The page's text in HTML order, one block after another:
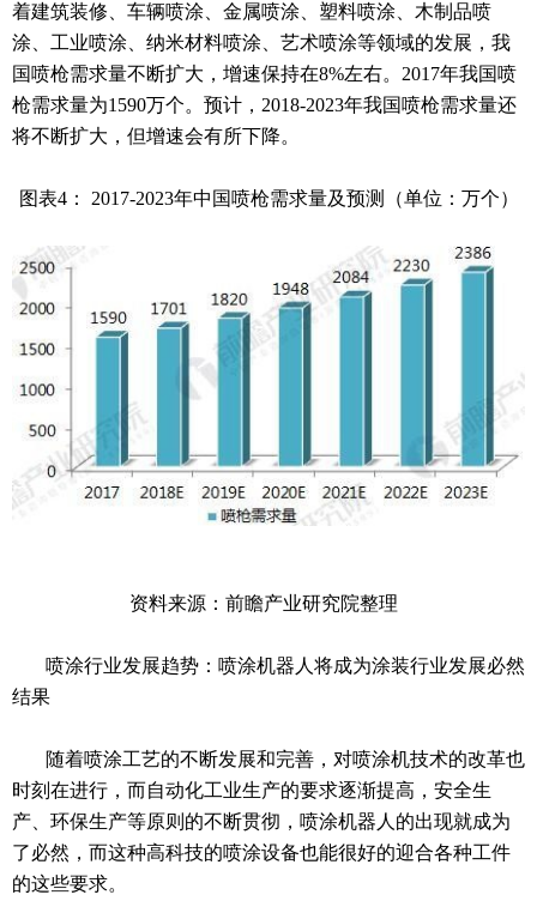
着建筑装修、车辆喷涂、金属喷涂、塑料喷涂、木制品喷
涂、工业喷涂、纳米材料喷涂、艺术喷涂等领域的发展，我
国喷枪需求量不断扩大，增速保持在8%左右。2017年我国喷
枪需求量为1590万个。预计，2018-2023年我国喷枪需求量还
将不断扩大，但增速会有所下降。
图表4： 2017-2023年中国喷枪需求量及预测（单位：万个）
资料来源：前瞻产业研究院整理
喷涂行业发展趋势：喷涂机器人将成为涂装行业发展必然
结果
随着喷涂工艺的不断发展和完善，对喷涂机技术的改革也
时刻在进行，而自动化工业生产的要求逐渐提高，安全生
产、环保生产等原则的不断贯彻，喷涂机器人的出现就成为
了必然，而这种高科技的喷涂设备也能很好的迎合各种工件
的这些要求。